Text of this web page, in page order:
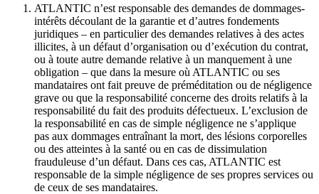
ATLANTIC n’est responsable des demandes de dommages-
intérêts découlant de la garantie et d’autres fondements
juridiques – en particulier des demandes relatives à des actes
illicites, à un défaut d’organisation ou d’exécution du contrat,
ou à toute autre demande relative à un manquement à une
obligation – que dans la mesure où ATLANTIC ou ses
mandataires ont fait preuve de préméditation ou de négligence
grave ou que la responsabilité concerne des droits relatifs à la
responsabilité du fait des produits défectueux. L’exclusion de
la responsabilité en cas de simple négligence ne s’applique
pas aux dommages entraînant la mort, des lésions corporelles
ou des atteintes à la santé ou en cas de dissimulation
frauduleuse d’un défaut. Dans ces cas, ATLANTIC est
responsable de la simple négligence de ses propres services ou
de ceux de ses mandataires.